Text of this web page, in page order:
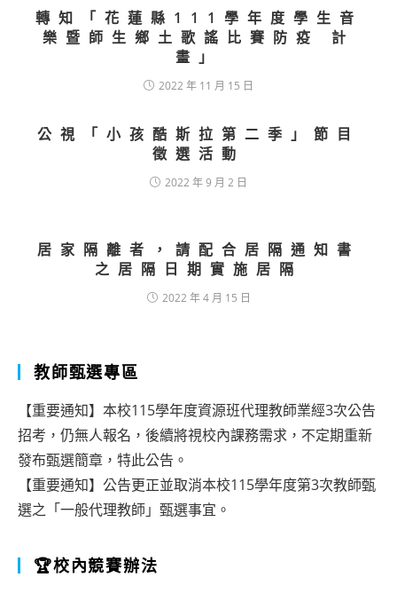
轉知「花蓮縣111學年度學生音
樂暨師生鄉土歌謠比賽防疫 計
畫」
2022 年 11 月 15 日
公視「小孩酷斯拉第二季」節目
徵選活動
2022 年 9 月 2 日
居家隔離者，請配合居隔通知書
之居隔日期實施居隔
2022 年 4 月 15 日
教師甄選專區
【重要通知】本校115學年度資源班代理教師業經3次公告
招考，仍無人報名，後續將視校內課務需求，不定期重新
發布甄選簡章，特此公告。
【重要通知】公告更正並取消本校115學年度第3次教師甄
選之「一般代理教師」甄選事宜。
🏆校內競賽辦法